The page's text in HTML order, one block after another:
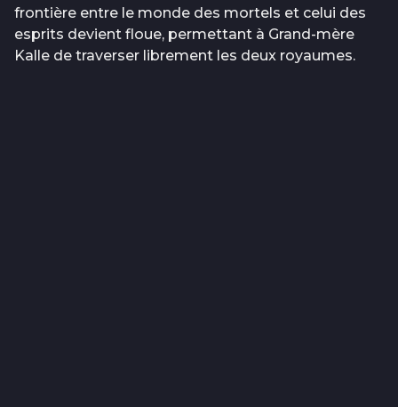
frontière entre le monde des mortels et celui des
esprits devient floue, permettant à Grand-mère
Kalle de traverser librement les deux royaumes.